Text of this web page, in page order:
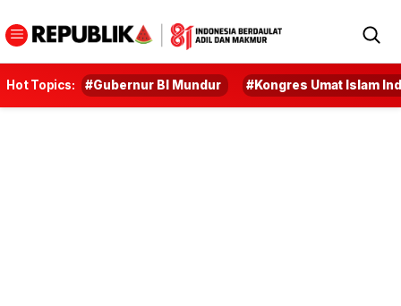
Hot Topics: #Gubernur BI Mundur #Kongres Umat Islam